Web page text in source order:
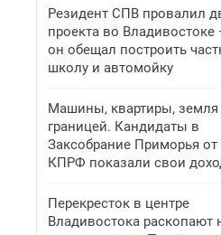
Резидент СПВ провалил
проекта во Владивостоке
он обещал построить
школу и автомойку
Машины, квартиры, земля
границей. Кандидаты в
Заксобрание Приморья от
КПРФ показали свои
Перекресток в центре
Владивостока раскопают